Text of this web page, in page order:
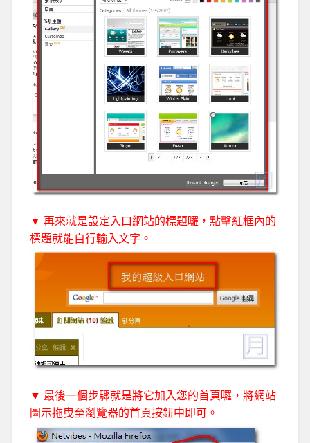
▼ 再來就是設定入口網站的標題囉，點擊紅框內的
標題就能自行輸入文字。
▼ 最後一個步驟就是將它加入您的首頁囉，將網站
圖示拖曳至瀏覽器的首頁按鈕中即可。